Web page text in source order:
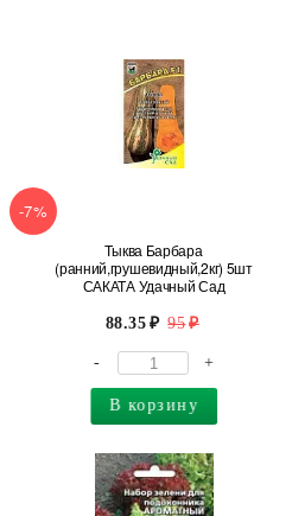
-7%
Тыква Барбара
(ранний,грушевидный,2кг) 5шт
САКАТА Удачный Сад
88.35 95
- +
В корзину